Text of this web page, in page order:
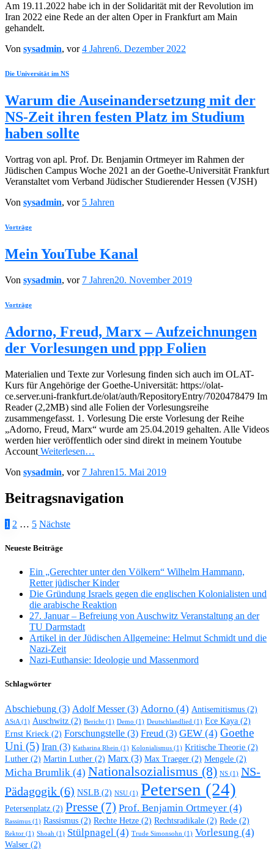
Am 19.11.2022 habe ich in der Solidarität mit der Revolution im
Iran 2022 eine Rede an der alten Oper in Frankfurt am Main
gehandelt.
Von sysadmin, vor4 Jahren6. Dezember 2022
Die Universität im NS
Warum die Auseinandersetzung mit der
NS-Zeit ihren festen Platz im Studium
haben sollte
Vortrag von apl. Prof. Dr. Benjamin Ortmeyer im Rahmen der
Jüdischen Campus Woche 2021 an der Goethe-Universität Frankfurt
Veranstaltet vom Verband Jüdischer Studierender Hessen (VJSH)
Von sysadmin, vor 5 Jahren
Vorträge
Mein YouTube Kanal
Von sysadmin, vor 7 Jahren20. November 2019
Vorträge
Adorno, Freud, Marx – Aufzeichnungen
der Vorlesungen und ppp Folien
Materialien und Texte zur Vorlesung finden sich auch im OLAT-
Kurs für Angehörige der Goethe-Universität: https://olat-
ce.server.uni-frankfurt.de/olat/auth/RepositoryEntry/7020478479 Im
Reader (2,2MB) sind alle Folien der Vorlesungsreihe
zusammengefasst. 1. Vorlesung Die erste Vorlesung der Reihe
„Adorno, Freud, Marx“ wurde am 25.04.2019 gehalten. Alle Videos
werden hier veröffentlich oder sind direkt in meinem Youtube
Account Weiterlesen…
Von sysadmin, vor 7 Jahren15. Mai 2019
Beitragsnavigation
1 2 … 5 Nächste
Neueste Beiträge
Ein „Gerechter unter den Völkern“ Wilhelm Hammann,
Retter jüdischer Kinder
Die Gründung Israels gegen die englischen Kolonialisten und
die arabische Reaktion
27. Januar – Befreiung von Auschwitz Veranstaltung an der
TU Darmstadt
Artikel in der Jüdischen Allgemeine: Helmut Schmidt und die
Nazi-Zeit
Nazi-Euthansie: Ideologie und Massenmord
Schlagwörter
Abschiebung (3) Adolf Messer(3) Adorno (4) Antisemitismus (2)
AStA(1) Auschwitz (2) Bericht (1) Demo (1) Deutschlandlied (1) Ece Kaya (2)
Ernst Krieck (2) Forschungstelle (3) Freud (3) GEW (4) Goethe
Uni (5) Iran (3) Katharina Rhein (1) Kolonialismus (1) Kritische Theorie (2)
Luther (2) Martin Luther (2) Marx (3) Max Traeger (2) Mengele (2)
Micha Brumlik (4) Nationalsozialismus (8) NS (1) NS-
Pädagogik (6) NSLB (2) NSU (1) Petersen (24)
Petersenplatz (2) Presse (7) Prof. Benjamin Ortmeyer (4)
Rassimus (1) Rassismus (2) Rechte Hetze (2) Rechtsradikale (2) Rede (2)
Rektor (1) Shoah (1) Stülpnagel (4) Trude Simonsohn (1) Vorlesung (4)
Walser (2)